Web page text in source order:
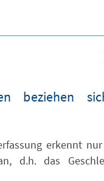
beziehen
erkennt
d.h. das